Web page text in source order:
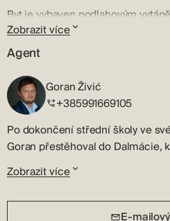
Byt je vybaven podlahovým
postaven z nejkvalitnějších
kvalitu a trvanlivost.
Budova je ve výstavbě,
Vzhledem k tomu, že kupující
vlastníkem právnická osoba a
Nachází se v Srimě, klidném
vyzařuje středomořské kouzlo, a
turisticky známého města Vodice
čistým mořem činí z této
Zobrazit více
Agent
Goran Živić
+385991669105
Po dokončení střední školy ve
Goran přestěhoval do Dalmácie,
začala jeho cesta v oblasti
prodeje nemovitostí – cesta,
Během všech těchto let plných
Zobrazit více
E-